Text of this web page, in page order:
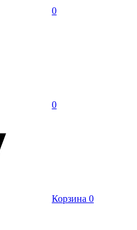
0
0
Корзина 0